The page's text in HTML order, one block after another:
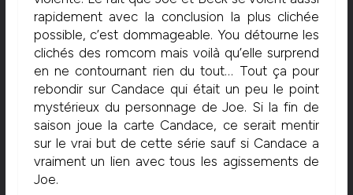
rapidement avec la conclusion la plus clichée
possible, c’est dommageable. You détourne les
clichés des romcom mais voilà qu’elle surprend
en ne contournant rien du tout… Tout ça pour
rebondir sur Candace qui était un peu le point
mystérieux du personnage de Joe. Si la fin de
saison joue la carte Candace, ce serait mentir
sur le vrai but de cette série sauf si Candace a
vraiment un lien avec tous les agissements de
Joe.